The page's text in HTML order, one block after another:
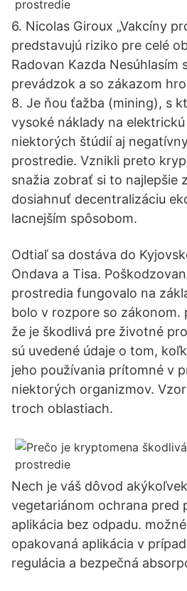
6. Nicolas Giroux „Vakcíny
predstavujú riziko pre celé
Radovan Kazda Nesúhlasím
prevádzok a so zákazom
8. Je ňou ťažba (mining), s
vysoké náklady na
niektorých štúdií aj
prostredie. Vznikli preto
snažia zobrať si to najlepšie
dosiahnuť decentralizáciu
lacnejším spôsobom.
Odtiaľ sa dostáva do
Ondava a Tisa.
prostredia fungovalo na
bolo v rozpore so zákonom.
že je škodlivá pre životné
sú uvedené údaje o tom,
jeho používania prítomné v
niektorých organizmov.
troch oblastiach.
Nech je váš dôvod
vegetariánom ochrana pred
aplikácia bez odpadu.
opakovaná aplikácia v
regulácia a bezpečná